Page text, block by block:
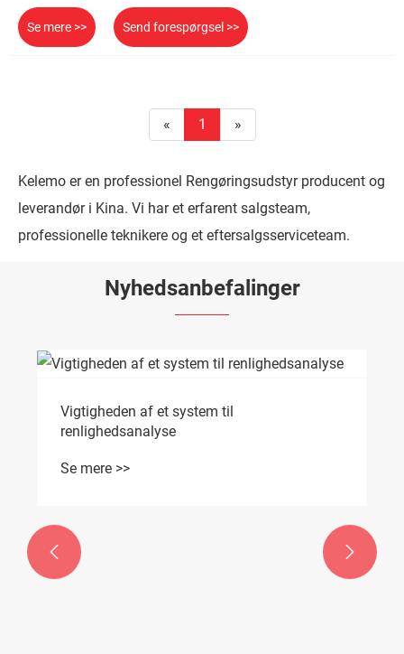
Se mere >> Send forespørgsel >>
« 1 »
Kelemo er en professionel Rengøringsudstyr producent og
leverandør i Kina. Vi har et erfarent salgsteam,
professionelle teknikere og et eftersalgsserviceteam.
Nyhedsanbefalinger
Vigtigheden af ​​et system til
renlighedsanalyse
Se mere >>
 